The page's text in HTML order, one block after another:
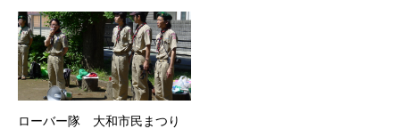
ローバー隊 大和市民まつり